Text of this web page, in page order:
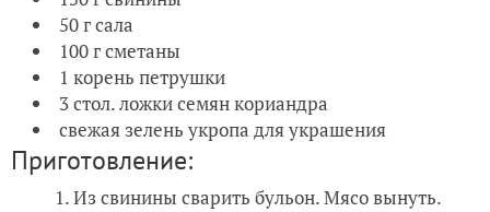
50 г сала
100 г сметаны
1 корень петрушки
3 стол. ложки семян кориандра
свежая зелень укропа для украшения
Приготовление:
Из свинины сварить бульон. Мясо вынуть.